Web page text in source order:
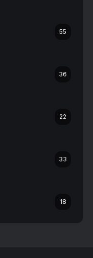
55
36
22
33
18